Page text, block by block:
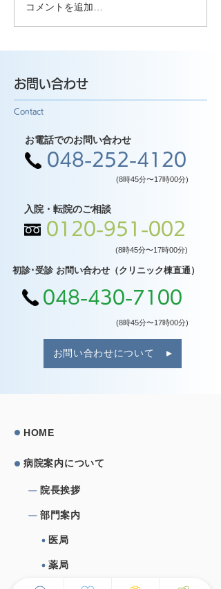
コメントを追加…
お問い合わせ
Contact
お電話でのお問い合わせ
048-252-4120
(8時45分〜17時00分)
入院・転院のご相談
0120-951-002
(8時45分〜17時00分)
初診･受診 お問い合わせ（クリニック棟直通）
048-430-7100
(8時45分〜17時00分)
お問い合わせについて
HOME
病院案内について
院⻑挨拶
部⾨案内
医局
薬局